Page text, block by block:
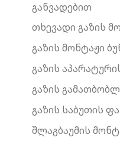
განვადებით
თხევადი გაზის
გაზის მონტაჟი
გაზის
გაზის
გაზის საბუთის
შლაგბაუმის